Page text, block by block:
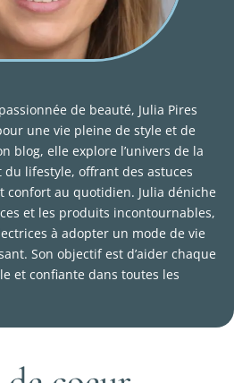
de beauté, Julia Pires
une vie pleine de style et de
blog, elle explore l’univers de la
lifestyle, offrant des astuces
confort au quotidien. Julia déniche
et les produits incontournables,
à adopter un mode de vie
Son objectif est d’aider chaque
et confiante dans toutes les